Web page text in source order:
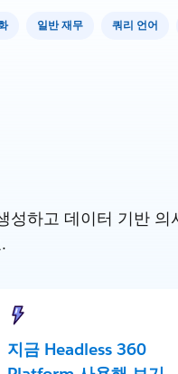
일반 재무 쿼리 언어
성하고 데이터 기반
지금 Headless 360